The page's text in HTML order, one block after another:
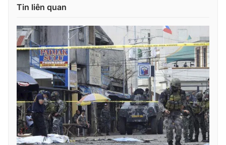
Thị trường
Tư vấn
Lịch phát sóng
Chuyên mục khác
Emagazine Podcast
Photo Infographic
Video Shorts video
Tin liên quan